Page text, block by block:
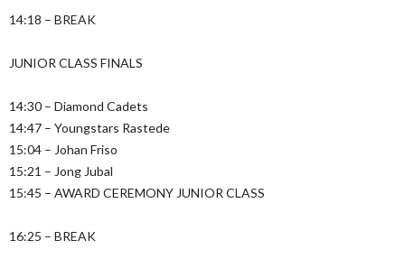
14:18 – BREAK
JUNIOR CLASS FINALS
14:30 – Diamond Cadets
14:47 – Youngstars Rastede
15:04 – Johan Friso
15:21 – Jong Jubal
15:45 – AWARD CEREMONY JUNIOR CLASS
16:25 – BREAK